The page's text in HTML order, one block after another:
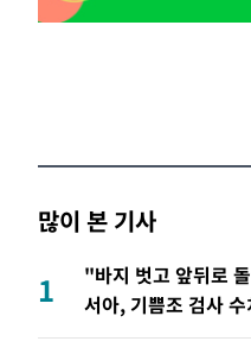
많이 본 기사
1
"바지 벗고 앞뒤로
서아, 기쁨조 검사